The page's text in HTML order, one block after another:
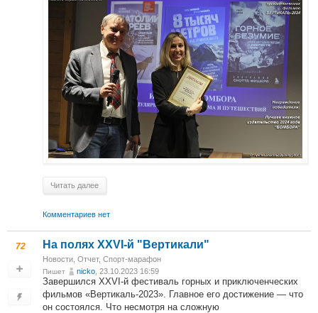
Читать далее
Комментариев нет
72 На полях XXVI-й "Вертикали"
Новости Отчет, Спорт-марафон
Пишет nicko , 23.10.2023 16:59
Завершился XXVI-й фестиваль горных и приключенческих
фильмов «Вертикаль-2023». Главное его достижение — что
он состоялся. Что несмотря на сложную